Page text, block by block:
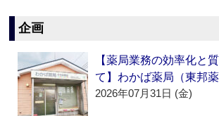
企画
【薬局業務の効率化と
て】わかば薬局（東邦薬
2026年07月31日 (金)